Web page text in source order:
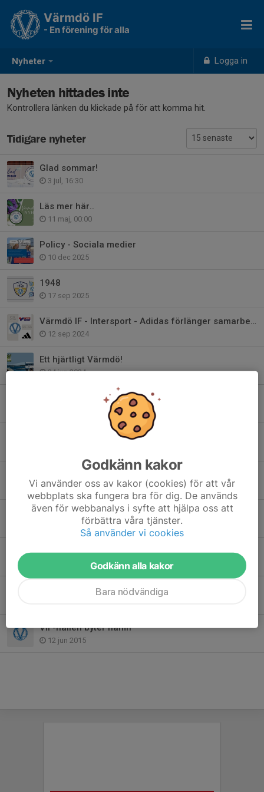
Nyheter Logga in
Värmdö IF
- En förening för alla
Nyheten hittades inte
Kontrollera länken du klickade på för att komma hit.
Tidigare nyheter
Glad sommar!
3 jul, 16:30
Läs mer här..
11 maj, 00:00
Policy - Sociala medier
10 dec 2025
1948
17 sep 2025
Värmdö IF - Intersport - Adidas förlänger samarbetet!
12 sep 2024
Ett hjärtligt Värmdö!
24 jun 2024
Bli medlem i Club 1948 - Värmdö IF:s Vänner
Värdegrundsambassadör - Värmdös viktigaste
27 dec 2023
Värmdö IF har sorg
17 apr 2023
Värmdö IF-familjen har sorg
Sommarfotbollsskolan en succé!
VIF-hallen byter namn
12 jun 2015
Godkänn kakor
Vi använder oss av kakor (cookies) för att vår
webbplats ska fungera bra för dig. De används
även för webbanalys i syfte att hjälpa oss att
förbättra våra tjänster.
Så använder vi cookies
Godkänn alla kakor
Bara nödvändiga